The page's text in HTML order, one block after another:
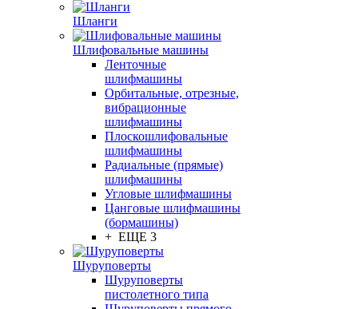
Шланги
Шлифовальные машины
Ленточные
шлифмашины
Орбитальные, отрезные,
вибрационные
шлифмашины
Плоскошлифовальные
шлифмашины
Радиальные (прямые)
шлифмашины
Угловые шлифмашины
Цанговые шлифмашины
(бормашины)
+ ЕЩЕ 3
Шуруповерты
Шуруповерты
пистолетного типа